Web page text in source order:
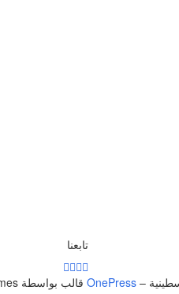
تابعنا
–
OnePress قالب بواسطة FameThemes